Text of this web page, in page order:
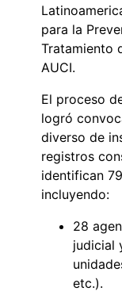
para la
Tratamiento
AUCI.
El proceso
logró
diverso de
registros
identifican
incluyendo:
28
judicial
etc.).